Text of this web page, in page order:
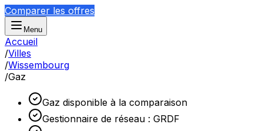
Comparer les offres
Menu
Accueil
/Villes
/Wissembourg
/Gaz
Gaz disponible à la comparaison
Gestionnaire de réseau : GRDF